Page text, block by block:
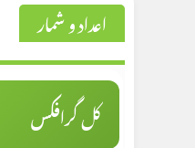
اعداد و شمار
کل گرافکس